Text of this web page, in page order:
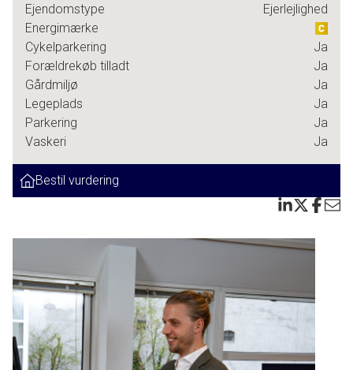
den ene ende. Køkkenet og badeværelset er pænt og
velholdt og her er alt hvad du skal bruge inklusiv egen
vaskemaskine selvom der også er vaskeri i ejendommen.
Du får også dit eget kælderrum så der er fint med plads til
opbevaring.
Om sommeren kan du tage kaffen med ud og nyde de
store grønne områder omkring bygningen. Det er et
fredeligt og trygt sted at bo og alligevel er du tæt på det
meste. Indkøbscenteret ligger lige rundt om hjørnet
offentlig transport er nemt tilgængelig og du er kun få
Lejligheden henvender sig både til dig der er
førstegangskøber studerende eller senior der gerne vil bo
godt og nemt uden at gå på kompromis med
beliggenheden.
Der gøres opmærksom på at badeværelse ikke er
Ejendomstype
Ejerlejlighed
Energimærke
Cykelparkering
Ja
Forældrekøb tilladt
Ja
Gårdmiljø
Ja
Legeplads
Ja
Parkering
Ja
Vaskeri
Ja
Bestil vurdering